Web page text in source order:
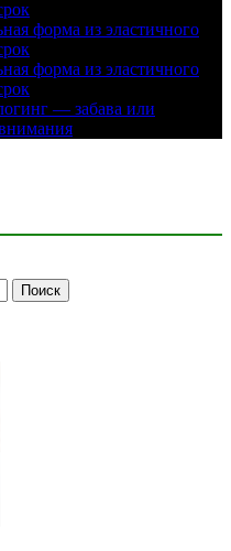
форма из эластичного
форма из эластичного
— забава или